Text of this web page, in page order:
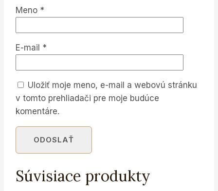
Meno *
E-mail *
Uložiť moje meno, e-mail a webovú stránku
v tomto prehliadači pre moje budúce
komentáre.
Súvisiace produkty